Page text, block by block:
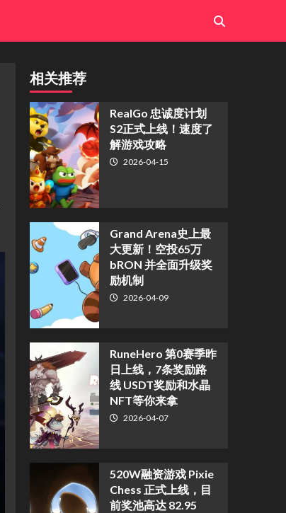
相关推荐
​RealGo 忠诚度计划
S2正式上线！速度了
解游戏攻略
2026-04-15
Grand Arena史上最
大更新！空投65万
bRON 并全面升级奖
励机制
2026-04-09
RuneHero 第0赛季昨
日上线，7条奖励路
线 USDT奖励和水晶
NFT等你来拿
2026-04-07
520W融资游戏 Pixie
Chess 正式上线，目
前奖池高达 82.95